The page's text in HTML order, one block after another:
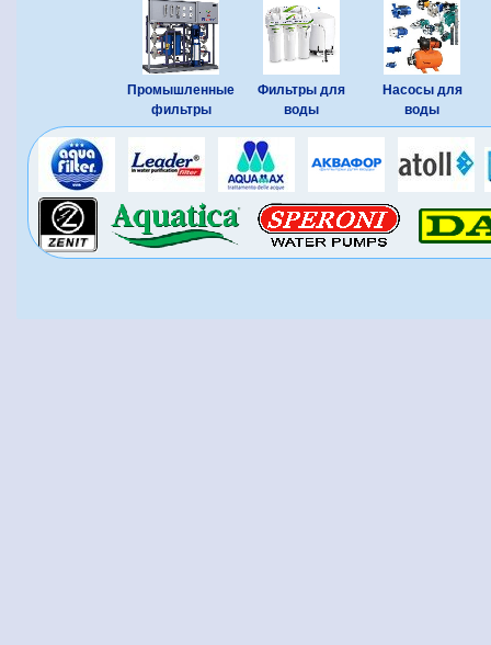
Промышленные
фильтры
Фильтры для
воды
Насосы для
воды